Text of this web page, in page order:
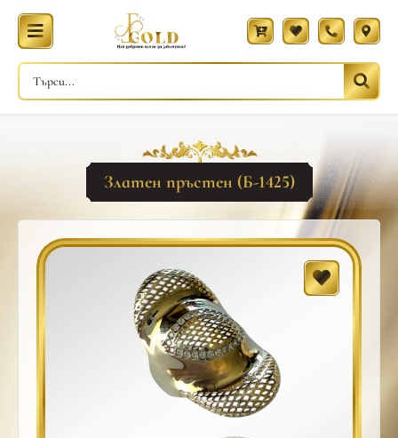
Златен пръстен (Б-1425)